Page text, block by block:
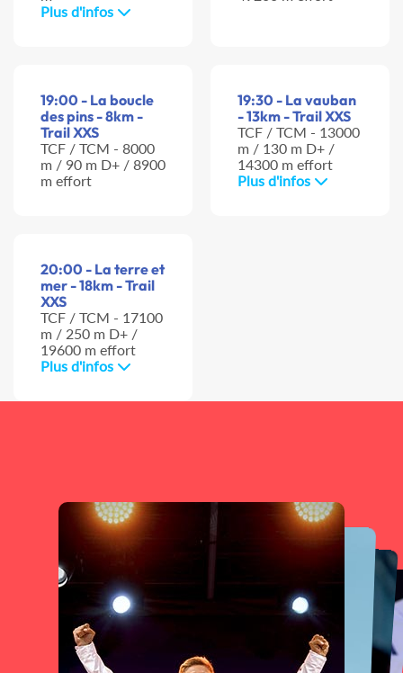
Plus d'infos
19:00 - La boucle
des pins - 8km -
Trail XXS
TCF / TCM - 8000
m / 90 m D+ / 8900
m effort
19:30 - La vauban
- 13km - Trail XXS
TCF / TCM - 13000
m / 130 m D+ /
14300 m effort
Plus d'infos
20:00 - La terre et
mer - 18km - Trail
XXS
TCF / TCM - 17100
m / 250 m D+ /
19600 m effort
Plus d'infos